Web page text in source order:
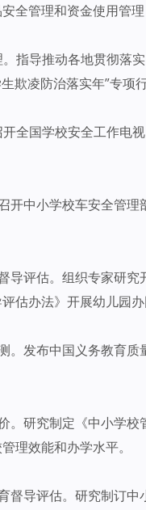
全管理和资金使用管
指导推动各地贯彻落
欺凌防治落实年”专项
全国学校安全工作电
开中小学校车安全管
导评估。组织专家研
估办法》开展幼儿园
。发布中国义务教育
。研究制定《中小学
理效能和办学水平。
督导评估。研究制订